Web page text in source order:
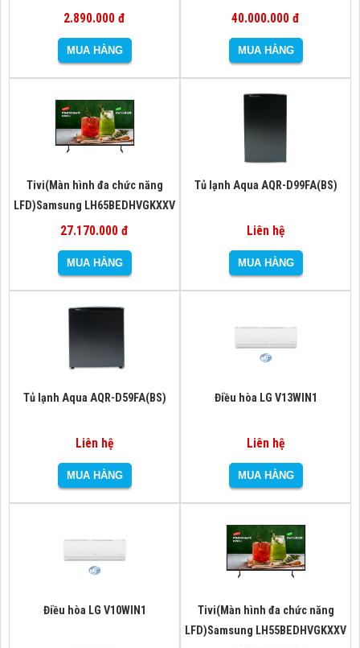
2.890.000 đ 40.000.000 đ
Tivi(Màn hình đa chức năng
LFD)Samsung LH65BEDHVGKXXV
27.170.000 đ
Tủ lạnh Aqua AQR-D99FA(BS)
Liên hệ
Tủ lạnh Aqua AQR-D59FA(BS)
Liên hệ
Điều hòa LG V13WIN1
Liên hệ
Điều hòa LG V10WIN1
Tivi(Màn hình đa chức năng
LFD)Samsung LH55BEDHVGKXXV